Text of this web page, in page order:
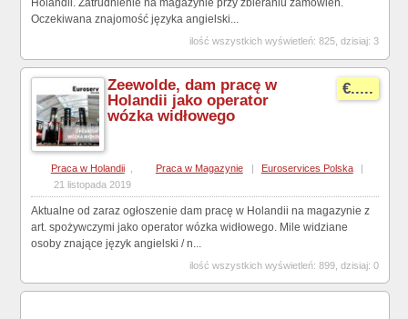
Holandii. Zatrudnienie na magazynie przy zbieraniu zamówień.
Oczekiwana znajomość języka angielski...
ilość wszystkich wyświetleń: 825, dzisiaj: 3
€.....
Zeewolde, dam pracę w
Holandii jako operator
wózka widłowego
Praca w Holandii Praca w Magazynie | Euroservices Polska
|
21 listopada 2019
Aktualne od zaraz ogłoszenie dam pracę w Holandii na magazynie z
art. spożywczymi jako operator wózka widłowego. Mile widziane
osoby znające język angielski / n...
ilość wszystkich wyświetleń: 899, dzisiaj: 0